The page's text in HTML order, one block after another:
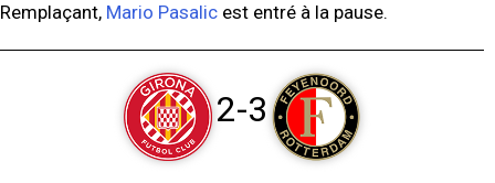
Remplaçant, Mario Pasalic est entré à la pause.
2-3